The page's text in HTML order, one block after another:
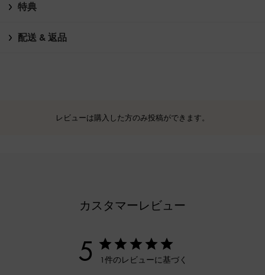
特典
配送 & 返品
レビューは購入した方のみ投稿ができます。
カスタマーレビュー
5 1件のレビューに基づく